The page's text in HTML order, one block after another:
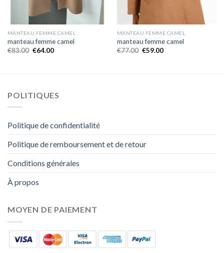
MANTEAU FEMME CAMEL
manteau femme camel
€83.00 €64.00
MANTEAU FEMME CAMEL
manteau femme camel
€77.00 €59.00
POLITIQUES
Politique de confidentialité
Politique de remboursement et de retour
Conditions générales
À propos
MOYEN DE PAIEMENT